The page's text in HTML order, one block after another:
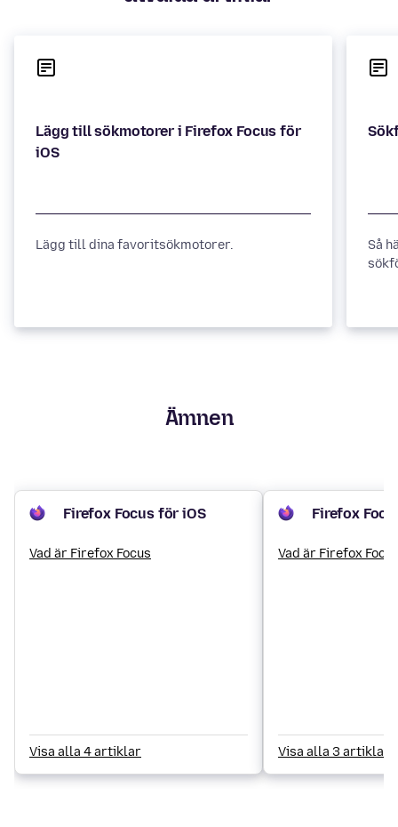
Lägg till sökmotorer i Firefox Focus för
iOS
Lägg till dina favoritsökmotorer.
Så
Ämnen
Firefox Focus för iOS
Vad är Firefox Focus
Visa alla 4 artiklar
Firefox
Vad är Firefox
Visa alla 3 artiklar